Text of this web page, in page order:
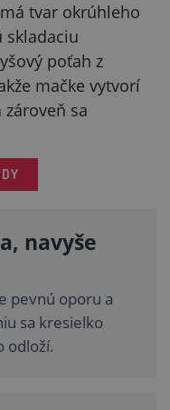
tvar okrúhleho
skladaciu
poťah z
mačke vytvorí
sa
navyše
pevnú oporu a
sa kresielko
odloží.